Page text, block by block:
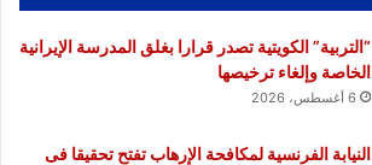
“التربية” الكويتية تصدر قرارا بغلق المدرسة الإيرانية
الخاصة وإلغاء ترخيصها
6 أغسطس، 2026
النيابة الفرنسية لمكافحة الإرهاب تفتح تحقيقا فى